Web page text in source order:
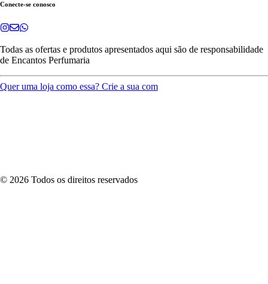
Conecte-se conosco
Todas as ofertas e produtos apresentados aqui são de responsabilidade
de Encantos Perfumaria
Quer uma loja como essa? Crie a sua com
© 2026 Todos os direitos reservados